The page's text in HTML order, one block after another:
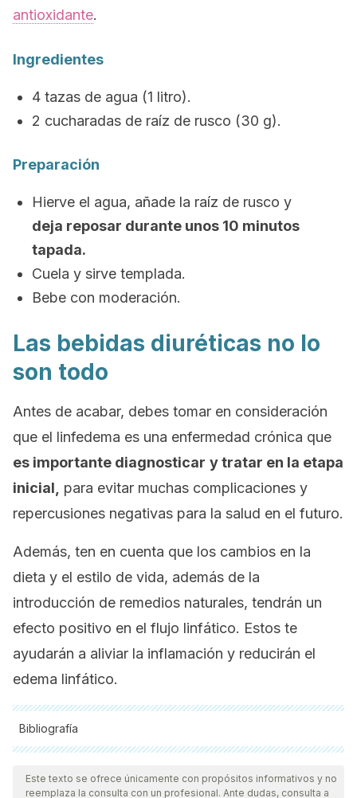
antioxidante.
Ingredientes
4 tazas de agua (1 litro).
2 cucharadas de raíz de rusco (30 g).
Preparación
Hierve el agua, añade la raíz de rusco y
deja reposar durante unos 10 minutos
tapada.
Cuela y sirve templada.
Bebe con moderación.
Las bebidas diuréticas no lo
son todo
Antes de acabar, debes tomar en consideración
que el linfedema es una enfermedad crónica que
es importante diagnosticar y tratar en la etapa
inicial,
para evitar muchas complicaciones y
repercusiones negativas para la salud en el futuro.
Además, ten en cuenta que los cambios en la
dieta y el estilo de vida, además de la
introducción de remedios naturales, tendrán un
efecto positivo en el flujo linfático. Estos te
ayudarán a aliviar la inflamación y reducirán el
edema linfático.
Bibliografía
Todas las fuentes citadas fueron revisadas a profundidad por
nuestro equipo, para asegurar su calidad, confiabilidad,
Este texto se ofrece únicamente con propósitos informativos y no
reemplaza la consulta con un profesional. Ante dudas, consulta a